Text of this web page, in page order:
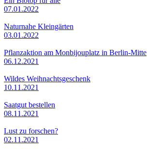
07.01.2022
Naturnahe Kleingärten
03.01.2022
Pflanzaktion am Monbijouplatz in Berlin-Mitte
06.12.2021
Wildes Weihnachtsgeschenk
10.11.2021
Saatgut bestellen
08.11.2021
Lust zu forschen?
02.11.2021